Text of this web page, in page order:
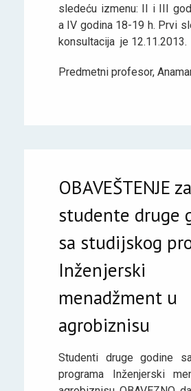
sledeću izmenu: II i III
a IV godina 18-19 h. Prvi
konsultacija je 12.11.2013.
Predmetni profesor,
OBAVEŠTENJE za
studente druge
sa studijskog
Inženjerski
menadžment u
agrobiznisu
Studenti druge godine
programa Inženjerski